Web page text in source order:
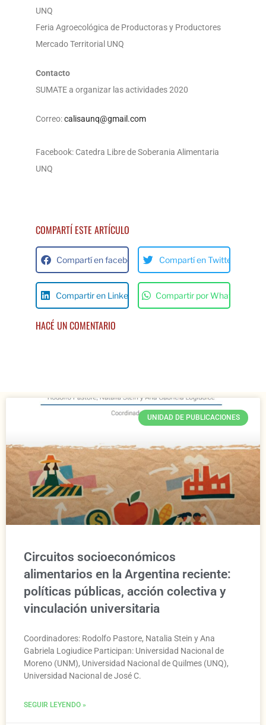
UNQ
Feria Agroecológica de Productoras y Productores
Mercado Territorial UNQ
Contacto
SUMATE a organizar las actividades 2020
Correo:calisaunq@gmail.com
Facebook: Catedra Libre de Soberania Alimentaria
UNQ
COMPARTÍ ESTE ARTÍCULO
Compartí en facebok Compartí en Twitter
Compartir en Linkedin Compartir por Whats App
HACÉ UN COMENTARIO
UNIDAD DE PUBLICACIONES
Circuitos socioeconómicos
alimentarios en la Argentina reciente:
políticas públicas, acción colectiva y
vinculación universitaria
Coordinadores: Rodolfo Pastore, Natalia Stein y Ana
Gabriela Logiudice Participan: Universidad Nacional de
Moreno (UNM), Universidad Nacional de Quilmes (UNQ),
Universidad Nacional de José C.
SEGUIR LEYENDO »